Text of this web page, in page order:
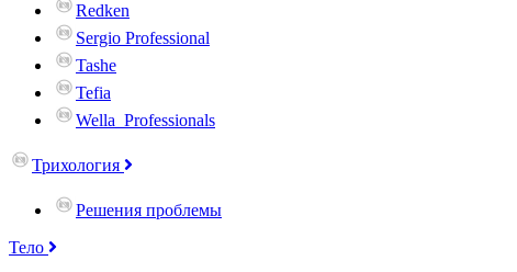
Redken
Sergio Professional
Tashe
Tefia
Wella_Professionals
Трихология
Решения проблемы
Тело